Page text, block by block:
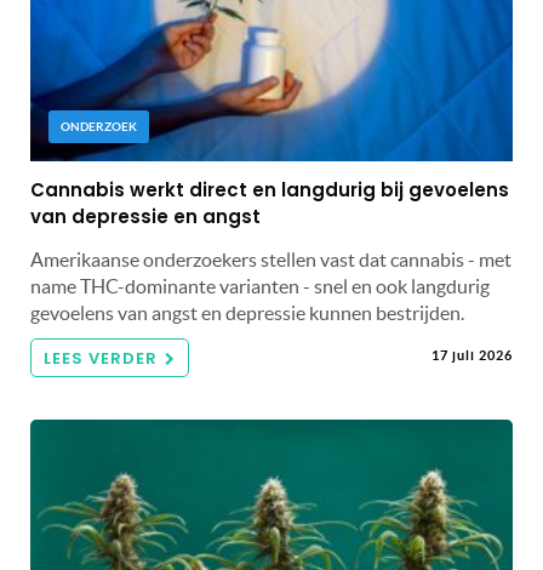
ONDERZOEK
Cannabis werkt direct en langdurig bij gevoelens
van depressie en angst
Amerikaanse onderzoekers stellen vast dat cannabis - met
name THC-dominante varianten - snel en ook langdurig
gevoelens van angst en depressie kunnen bestrijden.
LEES VERDER 17 juli 2026